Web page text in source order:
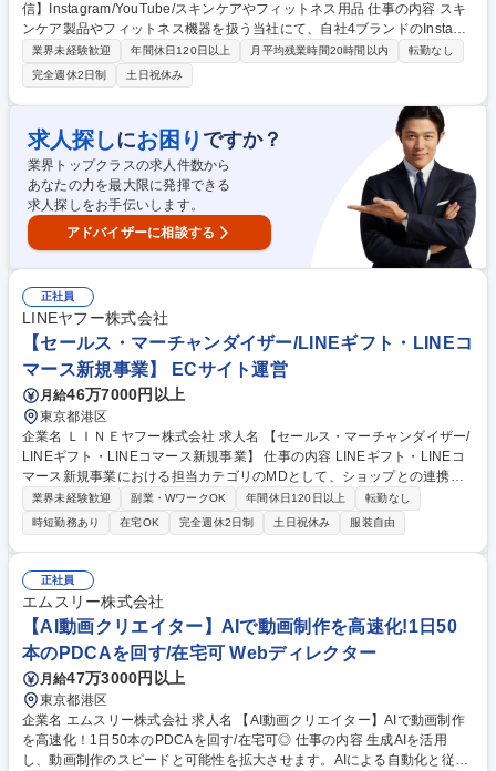
信】Instagram/YouTube/スキンケアやフィットネス用品 仕事の内容 スキ
ンケア製品やフィットネス機器を扱う当社にて、自社4ブランドのInstagr
amやYoutubeを始めとするSNSのコンテンツ企画、制作、配信までを一
貫して担い、ブランドの認知度向上を目指すポジションです。 【詳細】■
デジタルマーケティング部門の責任者から共有されるテーマやキャンペー
ン施策の方針をもとにSNS投稿の作成、配信 ■投稿文章の作成、テキスト
フォントや画像の選定（画像作成自体はクリエイティブ担当者が行う）■
配信したものの分析 ■インフルエンサーとの協業やメール配信などデジタ
ルマーケティング全般に携わる ※クリエイティブチームやPRチーム等社
内の関係各所との協業が多く発生するポジションです 募集職種 【SNS運
用/コンテンツ配信】Instagram/YouTube/スキンケアやフィットネス用品
業界未経験歓迎 年間休日120日以上 月平均残業時間20時間以内
転勤なし
完全週休2日制
土日祝休み
求人探しにお困り ですか？
業界トップクラスの求人件数から
あなたの力を最大限に発揮できる
求人探しをお手伝いします。
アドバイザーに相談する
正社員
LINEヤフー株式会社
【セールス・マーチャンダイザー/LINEギフト・LINEコ
マース新規事業】 ECサイト運営
月給46万7000円以上
東京都港区
企業名 ＬＩＮＥヤフー株式会社 求人名 【セールス・マーチャンダイザー/
LINEギフト・LINEコマース新規事業】 仕事の内容 LINEギフト・LINEコ
マース新規事業における担当カテゴリのMDとして、ショップとの連携、
商品ラインナップ設計、販促企画、数値分析まで幅広く担っていただきま
す。データと顧客視点をもとに、売れる仕組みづくり の構築をお任せいた
します。新規出店営業に関して、基本的には別組織が主体となり進行する
ため、いわゆる「獲得営業」業務はございません。社内外の様々なステー
クホルダーから協力を得ながら、業務をリードしていただきます。■担当
カテゴリのGMV達成のための戦略立案■戦略・戦術実行のリード■GMVデ
ータ分析■出店ECサイトのコンサルティング・サポート■商品企画■ショッ
プ原資販促の企画・実行 募集職種 【セールス・マーチャンダイザー/LINE
ギフト・LINEコマース新規事業】
業界未経験歓迎 副業・WワークOK 年間休日120日以上
転勤なし
時短勤務あり
在宅OK 完全週休2日制 土日祝休み 服装自由
正社員
エムスリー株式会社
【AI動画クリエイター】AIで動画制作を高速化!1日50
本のPDCAを回す/在宅可 Webディレクター
月給47万3000円以上
東京都港区
企業名 エムスリー株式会社 求人名 【AI動画クリエイター】AIで動画制作
を高速化！1日50本のPDCAを回す/在宅可◎ 仕事の内容 生成AIを活用
し、動画制作のスピードと可能性を拡大させます。AIによる自動化と従来